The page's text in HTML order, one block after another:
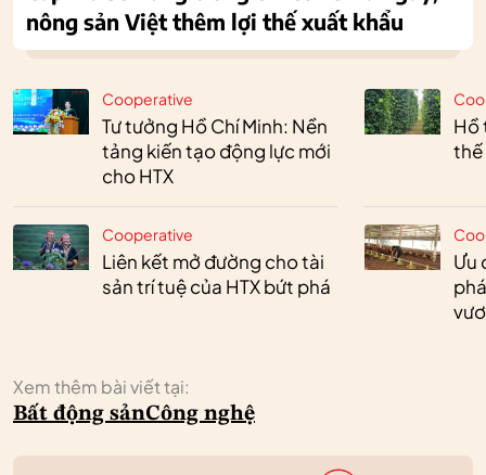
Cooperative
Tư tưởng Hồ Chí Minh: Nền
tảng kiến tạo động lực mới
cho HTX
Cooperative
Liên kết mở đường cho tài
sản trí tuệ của HTX bứt phá
Hồ
thế
Ưu
Xem thêm bài viết tại:
Bất động sảnCông nghệ
nông sản Việt thêm lợi thế xuất khẩu